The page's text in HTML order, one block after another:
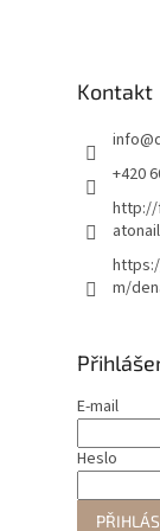
Kontakt
info@
+420
http://
m/
E-mail
Heslo